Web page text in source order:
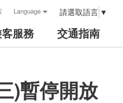
Language 請選取語言 ▼
服務 交通指南
)暫停開放